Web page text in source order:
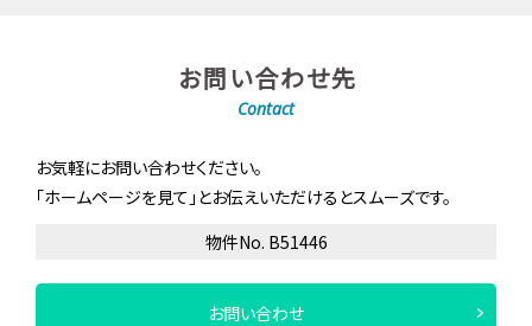
お問い合わせ先
Contact
お気軽にお問い合わせください。
「ホームページを見て」とお伝えいただけるとスムーズです。
物件No. B51446
お問い合わせ